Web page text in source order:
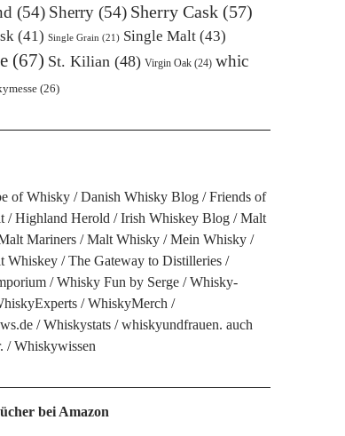
(54) Sherry(54) Sherry Cask(57)
(41) Single Grain (21) Single Malt(43)
(67) St. Kilian(48) Virgin Oak(24) whic
(26)
of Whisky Danish Whisky Blog
Friends of
Highland Herold Irish Whiskey Blog
Malt
Mariners Malt Whisky
Mein Whisky
Whiskey
The Gateway to Distilleries
Whisky Fun by Serge
Whisky-
WhiskyMerch
Whiskystats
whiskyundfrauen. auch
Whiskywissen
bei Amazon